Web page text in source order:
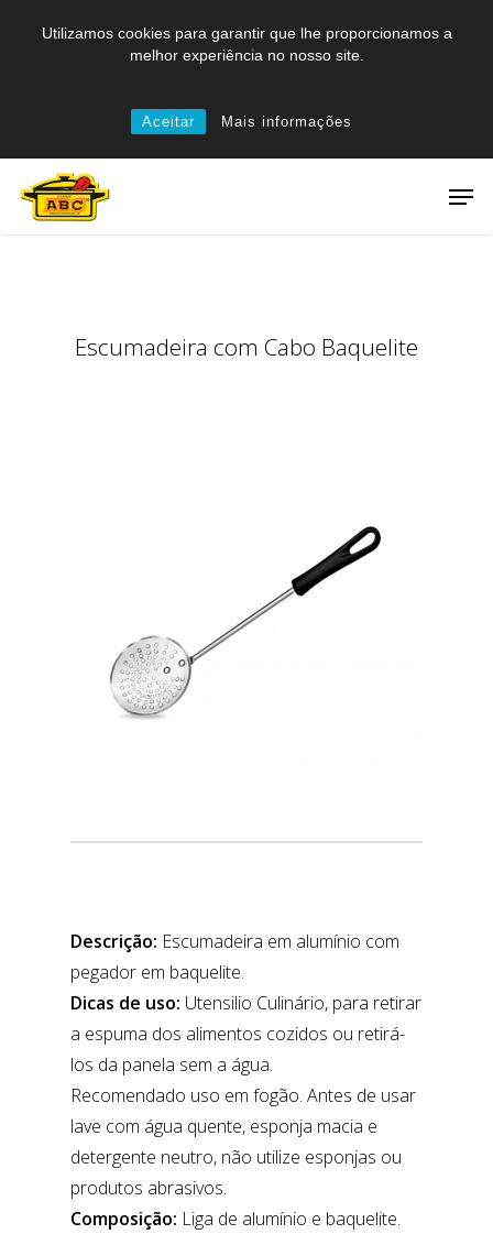
Utilizamos cookies para garantir que lhe proporcionamos a
melhor experiência no nosso site.
Aceitar Mais informações
Escumadeira com Cabo Baquelite
Descrição: Escumadeira em alumínio com
pegador em baquelite.
Dicas de uso: Utensilio Culinário, para retirar
a espuma dos alimentos cozidos ou retirá-
los da panela sem a água.
Recomendado uso em fogão. Antes de usar
lave com água quente, esponja macia e
detergente neutro, não utilize esponjas ou
produtos abrasivos.
Composição: Liga de alumínio e baquelite.